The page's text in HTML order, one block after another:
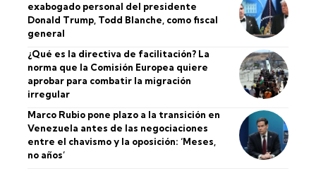
exabogado personal del presidente
Donald Trump, Todd Blanche, como fiscal
general
¿Qué es la directiva de facilitación? La
norma que la Comisión Europea quiere
aprobar para combatir la migración
irregular
Marco Rubio pone plazo a la transición en
Venezuela antes de las negociaciones
entre el chavismo y la oposición: ‘Meses,
no años’